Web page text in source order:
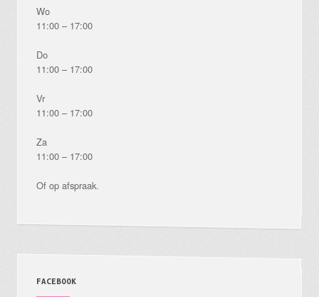
Wo
11:00 – 17:00
Do
11:00 – 17:00
Vr
11:00 – 17:00
Za
11:00 – 17:00
Of op afspraak.
FACEBOOK